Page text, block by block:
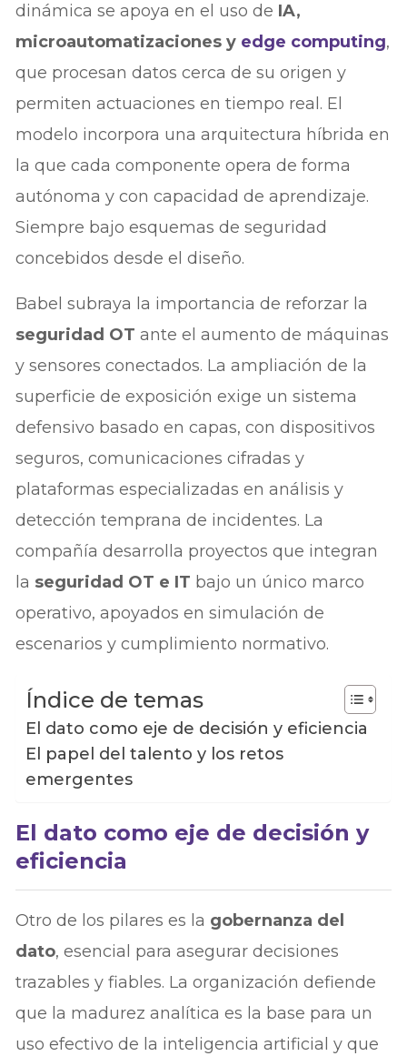
dinámica se apoya en el uso de IA,
microautomatizaciones y edge computing,
que procesan datos cerca de su origen y
permiten actuaciones en tiempo real. El
modelo incorpora una arquitectura híbrida en
la que cada componente opera de forma
autónoma y con capacidad de aprendizaje.
Siempre bajo esquemas de seguridad
concebidos desde el diseño.
Babel subraya la importancia de reforzar la
seguridad OT ante el aumento de máquinas
y sensores conectados. La ampliación de la
superficie de exposición exige un sistema
defensivo basado en capas, con dispositivos
seguros, comunicaciones cifradas y
plataformas especializadas en análisis y
detección temprana de incidentes. La
compañía desarrolla proyectos que integran
la seguridad OT e IT bajo un único marco
operativo, apoyados en simulación de
escenarios y cumplimiento normativo.
Índice de temas
El dato como eje de decisión y eficiencia
El papel del talento y los retos
emergentes
El dato como eje de decisión y
eficiencia
Otro de los pilares es la gobernanza del
dato, esencial para asegurar decisiones
trazables y fiables. La organización defiende
que la madurez analítica es la base para un
uso efectivo de la inteligencia artificial y que